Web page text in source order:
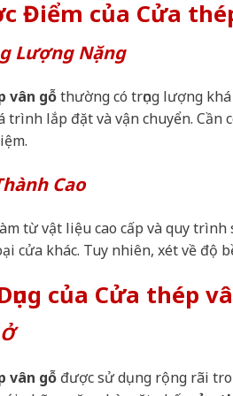
Điểm của Cửa
Lượng Nặng
vân gỗthường có trọng lượng
trình lắp đặt và vận chuyển. Cần
Cao
từ vật liệu cao cấp và quy
cửa khác. Tuy nhiên, xét về độ
của Cửa thép
vân gỗ được sử dụng rộng rãi